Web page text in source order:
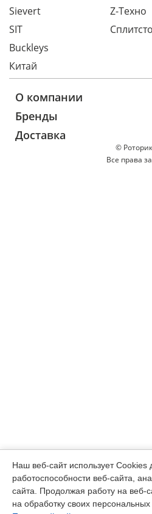
Sievert
SIT
Z-Техно
Buckleys
Китай
©
Все права
О компании
Бренды
Доставка
Наш веб-сайт использует Cookies
работоспособности веб-сайта,
сайта. Продолжая работу на веб-
на обработку своих